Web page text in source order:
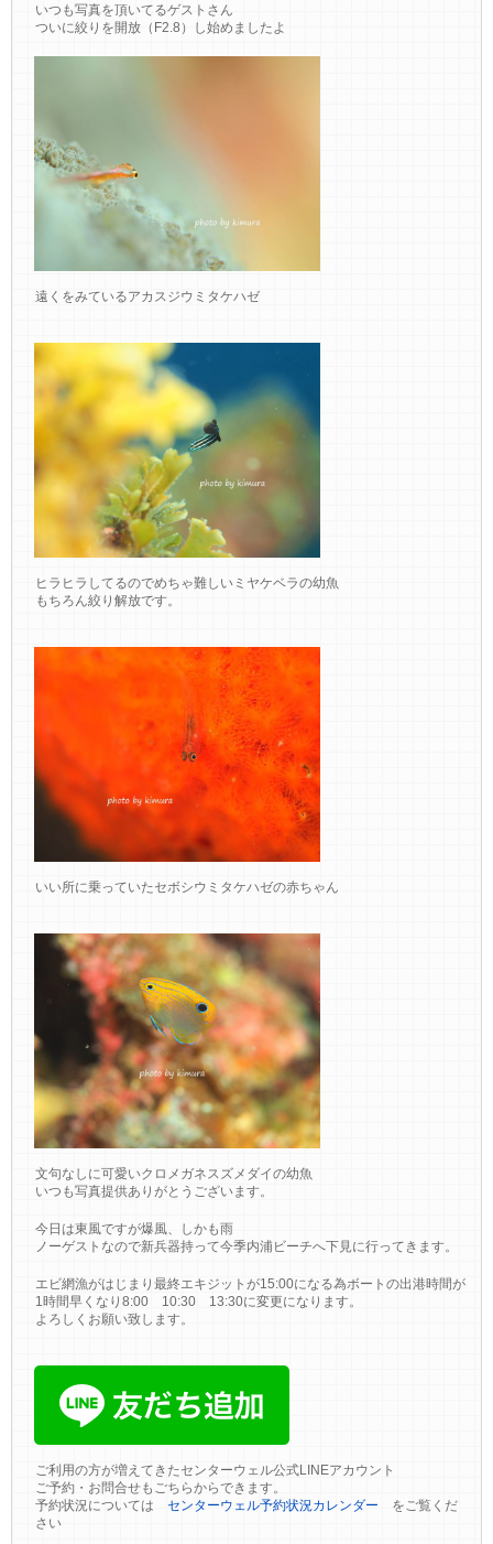
いつも写真を頂いてるゲストさん
ついに絞りを開放（F2.8）し始めましたよ
遠くをみているアカスジウミタケハゼ
ヒラヒラしてるのでめちゃ難しいミヤケベラの幼魚
もちろん絞り解放です。
いい所に乗っていたセボシウミタケハゼの赤ちゃん
文句なしに可愛いクロメガネスズメダイの幼魚
いつも写真提供ありがとうございます。
今日は東風ですが爆風、しかも雨
ノーゲストなので新兵器持って今季内浦ビーチへ下見に行ってきます。
エビ網漁がはじまり最終エキジットが15:00になる為ボートの出港時間が
1時間早くなり8:00 10:30 13:30に変更になります。
よろしくお願い致します。
ご利用の方が増えてきたセンターウェル公式LINEアカウント
ご予約・お問合せもごちらからできます。
予約状況についてはセンターウェル予約状況カレンダー をご覧くだ
さい